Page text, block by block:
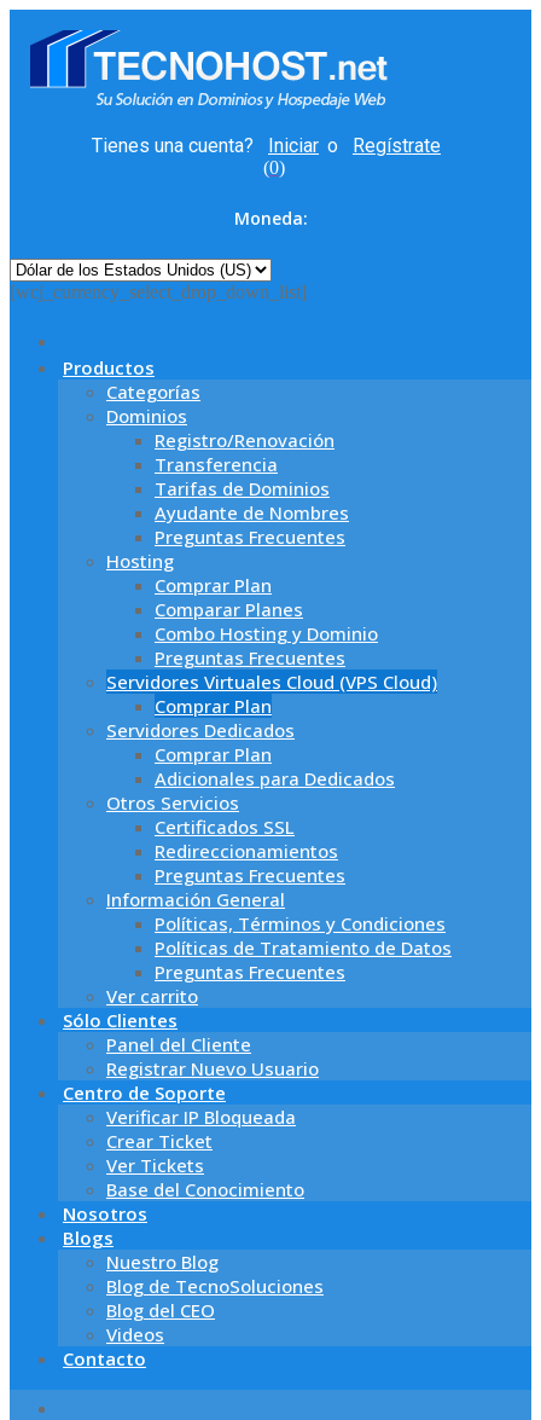
Tienes una cuenta? Iniciar o Regístrate
(0)
Moneda:
[wcj_currency_select_drop_down_list]
Productos
Categorías
Dominios
Registro/Renovación
Transferencia
Tarifas de Dominios
Ayudante de Nombres
Preguntas Frecuentes
Hosting
Comprar Plan
Comparar Planes
Combo Hosting y Dominio
Preguntas Frecuentes
Servidores Virtuales Cloud (VPS Cloud)
Comprar Plan
Servidores Dedicados
Comprar Plan
Adicionales para Dedicados
Otros Servicios
Certificados SSL
Redireccionamientos
Preguntas Frecuentes
Información General
Políticas, Términos y Condiciones
Políticas de Tratamiento de Datos
Preguntas Frecuentes
Ver carrito
Sólo Clientes
Panel del Cliente
Registrar Nuevo Usuario
Centro de Soporte
Verificar IP Bloqueada
Crear Ticket
Ver Tickets
Base del Conocimiento
Nosotros
Blogs
Nuestro Blog
Blog de TecnoSoluciones
Blog del CEO
Videos
Contacto